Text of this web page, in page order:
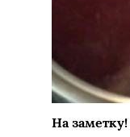
На заметку!